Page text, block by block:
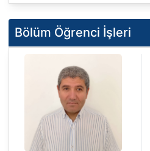
Bölüm Öğrenci İşleri